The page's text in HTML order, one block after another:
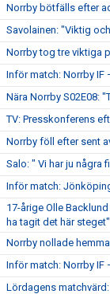
Norrby bötfälls efter
Savolainen: "Viktig
Norrby tog tre viktiga
Inför match: Norrby IF
Nära Norrby S02E08:
TV: Presskonferens
Norrby föll efter sent
Salo: " Vi har ju några
Inför match:
17-årige Olle
ha tagit det här steget"
Norrby nollade
Inför match: Norrby IF
Lördagens